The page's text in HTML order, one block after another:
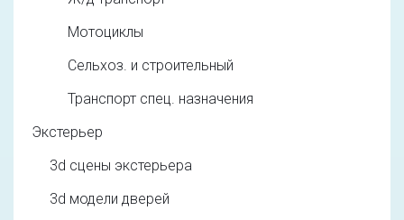
Мотоциклы
Сельхоз. и строительный
Транспорт спец. назначения
Экстерьер
3d cцены экстерьера
3d модели дверей